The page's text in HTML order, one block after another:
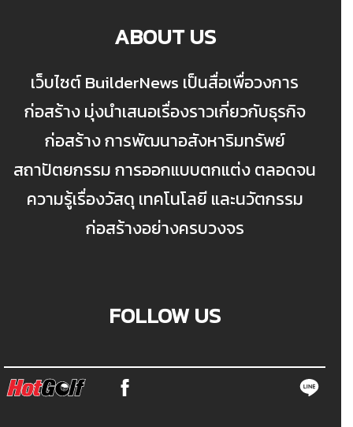
ABOUT US
เว็บไซต์ BuilderNews เป็นสื่อเพื่อวงการ
ก่อสร้าง มุ่งนำเสนอเรื่องราวเกี่ยวกับธุรกิจ
ก่อสร้าง การพัฒนาอสังหาริมทรัพย์
สถาปัตยกรรม การออกแบบตกแต่ง ตลอดจน
ความรู้เรื่องวัสดุ เทคโนโลยี และนวัตกรรม
ก่อสร้างอย่างครบวงจร
FOLLOW US